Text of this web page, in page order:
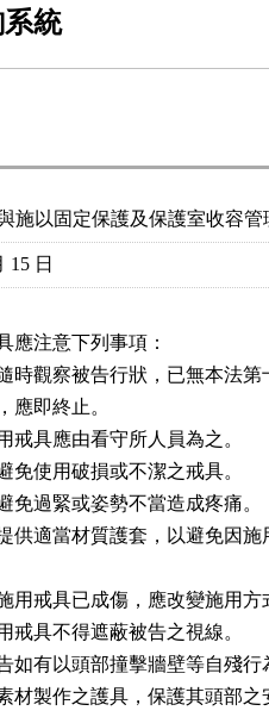
統
施以固定保護及保護室收容管
15 日
應注意下列事項：
時觀察被告行狀，已無本法
應即終止。
戒具應由看守所人員為之。
免使用破損或不潔之戒具。
免過緊或姿勢不當造成疼痛。
供適當材質護套，以避免因
用戒具已成傷，應改變施用方
戒具不得遮蔽被告之視線。
如有以頭部撞擊牆壁等自殘
素材製作之護具，保護其頭部